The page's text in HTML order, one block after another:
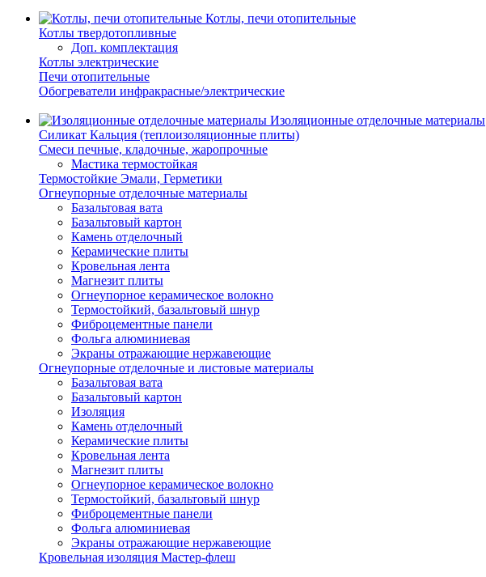
Котлы, печи отопительные
Котлы твердотопливные
Доп. комплектация
Котлы электрические
Печи отопительные
Обогреватели инфракрасные/электрические
Изоляционные отделочные материалы
Силикат Кальция (теплоизоляционные плиты)
Смеси печные, кладочные, жаропрочные
Мастика термостойкая
Термостойкие Эмали, Герметики
Огнеупорные отделочные материалы
Базальтовая вата
Базальтовый картон
Камень отделочный
Керамические плиты
Кровельная лента
Магнезит плиты
Огнеупорное керамическое волокно
Термостойкий, базальтовый шнур
Фиброцементные панели
Фольга алюминиевая
Экраны отражающие нержавеющие
Огнеупорные отделочные и листовые материалы
Базальтовая вата
Базальтовый картон
Изоляция
Камень отделочный
Керамические плиты
Кровельная лента
Магнезит плиты
Огнеупорное керамическое волокно
Термостойкий, базальтовый шнур
Фиброцементные панели
Фольга алюминиевая
Экраны отражающие нержавеющие
Кровельная изоляция Мастер-флеш